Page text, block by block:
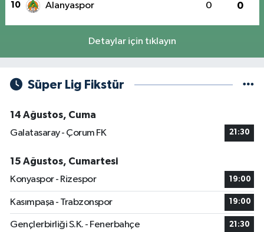
10 Alanyaspor 0 0
Detaylar için tıklayın
Süper Lig Fikstür
14 Ağustos, Cuma
Galatasaray - Çorum FK
21:30
15 Ağustos, Cumartesi
Konyaspor - Rizespor
19:00
Kasımpaşa - Trabzonspor 19:00
Gençlerbirliği S.K. - Fenerbahçe 21:30